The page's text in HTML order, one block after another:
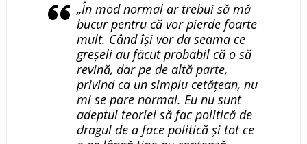
„În mod normal ar trebui să mă
bucur pentru că vor pierde foarte
mult. Când își vor da seama ce
greșeli au făcut probabil că o să
revină, dar pe de altă parte,
privind ca un simplu cetățean, nu
mi se pare normal. Eu nu sunt
adeptul teoriei să fac politică de
dragul de a face politică și tot ce